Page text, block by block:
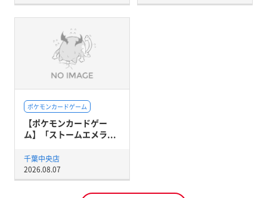
ポケモンカードゲーム
【ポケモンカードゲー
ム】「ストームエメラ...
千葉中央店
2026.08.07